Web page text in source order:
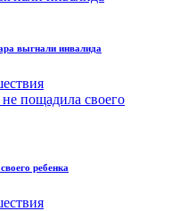
выгнали инвалида
ребенка